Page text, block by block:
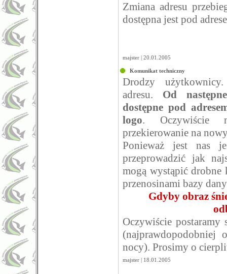
Zmiana adresu
dostępna jest pod
majster | 20.01.2005
Komunikat techniczny
Drodzy
adresu. Od
dostępne pod
logo. Oczywiście
przekierowanie na
Ponieważ jest nas
przeprowadzić jak
mogą wystąpić drobne
przenosinami bazy
Gdyby obraz
Oczywiście postaramy
nocy). Prosimy o
majster | 18.01.2005